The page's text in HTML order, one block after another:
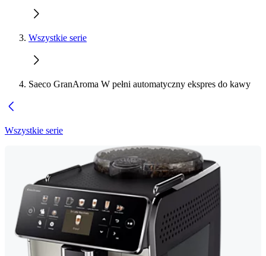
Wszystkie serie
Saeco GranAroma W pełni automatyczny ekspres do kawy
Wszystkie serie